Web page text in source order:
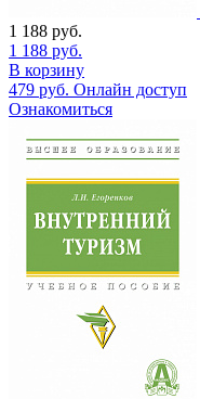
1 188 руб.
1 188 руб.
В корзину
479 руб. Онлайн доступ
Ознакомиться